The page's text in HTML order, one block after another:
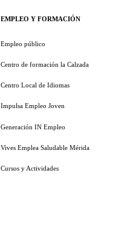
EMPLEO Y FORMACIÓN
Empleo público
Centro de formación la Calzada
Centro Local de Idiomas
Impulsa Empleo Joven
Generación IN Empleo
Vives Emplea Saludable Mérida
Cursos y Actividades